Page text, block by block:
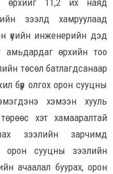
өрхийг 11,2 их наяд
зээлд хамруулаад
үеийн инженерийн дэд
амьдардаг өрхийн тоо
төсөл батлагдсанаар
бүр олгох орон сууцны
хэмээн хууль
хэт хамааралтай
зах зээлийн зарчимд
орон сууцны зээлийн
ачаалал буурах, орон